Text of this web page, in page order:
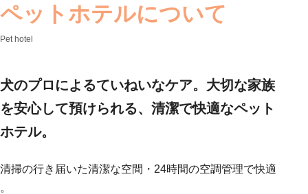
ペットホテルについて
Pet hotel
犬のプロによるていねいなケア。大切な家族
を安心して預けられる、清潔で快適なペット
ホテル。
清掃の行き届いた清潔な空間・24時間の空調管理で快適
。